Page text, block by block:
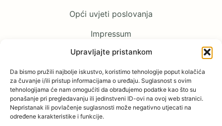
Upravljajte pristankom
Da bismo pružili najbolje iskustvo, koristimo tehnologije poput kolačića
za čuvanje i/ili pristup informacijama o uređaju. Suglasnost s ovim
tehnologijama će nam omogućiti da obrađujemo podatke kao što su
ponašanje pri pregledavanju ili jedinstveni ID-ovi na ovoj web stranici.
Nepristanak ili povlačenje suglasnosti može negativno utjecati na
određene karakteristike i funkcije.
Opći uvjeti poslovanja
Impressum
Pratite nas
Facebook
YouTube